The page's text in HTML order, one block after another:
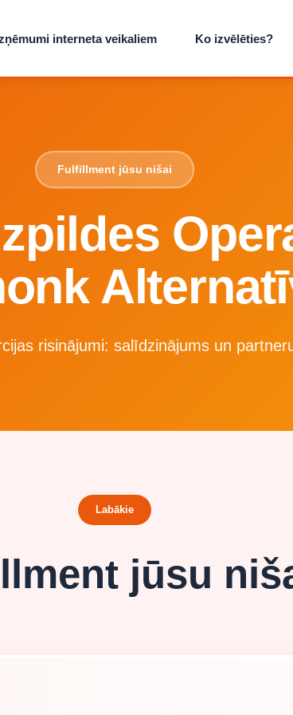
interneta veikaliem Ko izvēlēties?
Fulfillment jūsu nišai
risinājumi: salīdzinājums un
Labākie
jūsu